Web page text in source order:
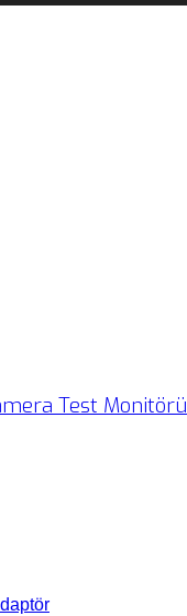
Test Monitörü